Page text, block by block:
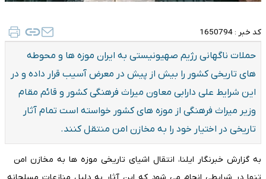
کد خبر : 1650794
حملات ناگهانی رژیم صهیونیستی به ایران موزه ها و محوطه
های تاریخی کشور را بیش از پیش در معرض آسیب قرار داده و در
این شرایط علی دارابی معاون میراث فرهنگی کشور و قائم مقام
وزیر میراث فرهنگی از موزه های کشور خواسته است تمام آثار
تاریخی در اختیار خود را به مخازن امن منتقل کنند.
به گزارش خبرنگار ایلنا، انتقال اشیای تاریخی موزه ها به مخازن امن